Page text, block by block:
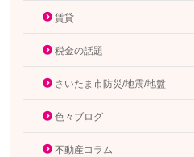
賃貸
税金の話題
さいたま市防災/地震/地盤
色々ブログ
不動産コラム